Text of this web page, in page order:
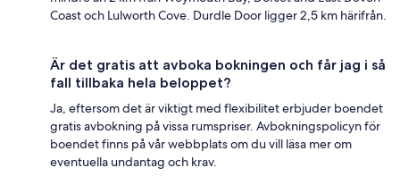
Coast och Lulworth Cove. Durdle Door ligger 2,5 km härifrån.
Är det gratis att avboka bokningen och får jag i så
fall tillbaka hela beloppet?
Ja, eftersom det är viktigt med flexibilitet erbjuder boendet
gratis avbokning på vissa rumspriser. Avbokningspolicyn för
boendet finns på vår webbplats om du vill läsa mer om
eventuella undantag och krav.